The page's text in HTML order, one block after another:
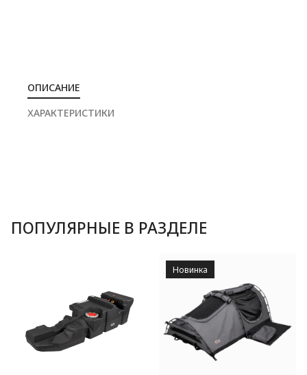
ОПИСАНИЕ
ХАРАКТЕРИСТИКИ
ПОПУЛЯРНЫЕ В РАЗДЕЛЕ
Новинка